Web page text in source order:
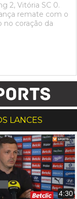
2, Vitória SC 0.
remate com o
no coração da
LANCES
4:30